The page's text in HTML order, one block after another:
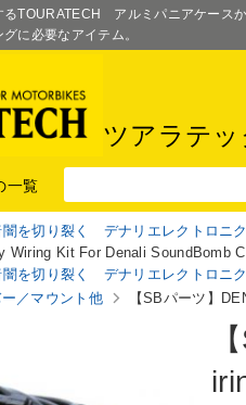
るTOURATECH アルミパニアケース
に必要なアイテム。
ツアラテ
一覧
闇を切り裂く デナリエレクトロ ニ
Wiring Kit For Denali SoundBomb
闇を切り裂く デナリエレクトロ ニ
／マウント他 【SBパーツ】